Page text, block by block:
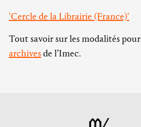
'Cercle de la Librairie (France)'
Tout savoir sur les modalités pour
archivesde l’Imec.